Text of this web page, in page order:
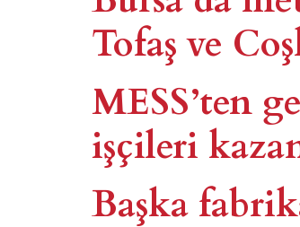
Tofaş ve
MESS’ten
işçileri
Başka